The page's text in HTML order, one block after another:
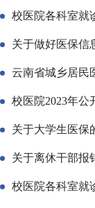
校医院各科室就
关于做好医保信
云南省城乡居民
校医院2023年公
关于大学生医保
关于离休干部报
校医院各科室就